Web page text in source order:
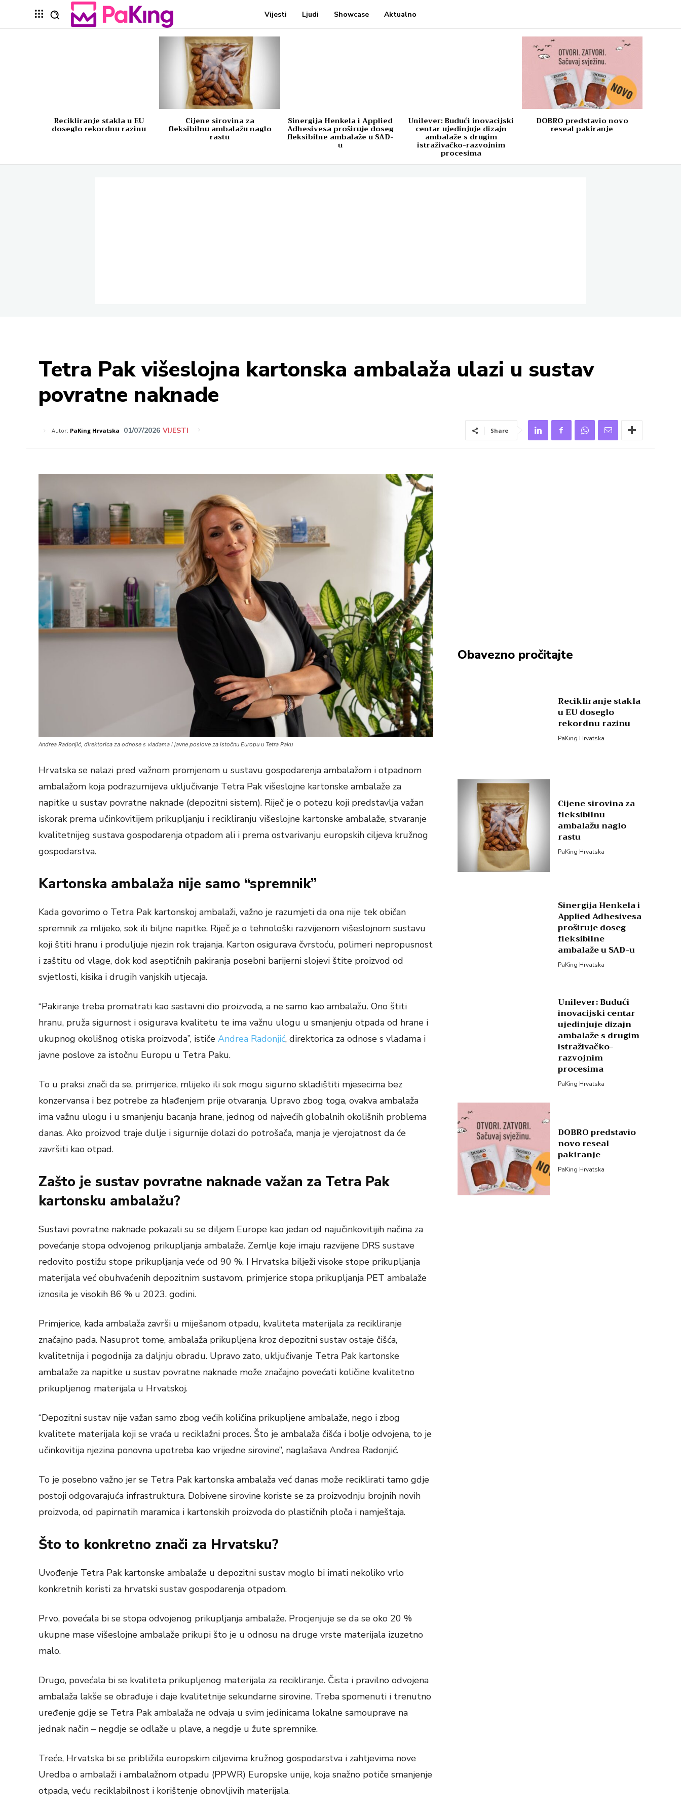
Vijesti Ljudi Showcase Aktualno
Recikliranje stakla u EU
doseglo rekordnu razinu
Cijene sirovina za
fleksibilnu ambalažu naglo
rastu
Sinergija Henkela i Applied
Adhesivesa proširuje doseg
fleksibilne ambalaže u SAD-
u
Unilever: Budući inovacijski
centar ujedinjuje dizajn
ambalaže s drugim
istraživačko-razvojnim
procesima
DOBRO predstavio novo
reseal pakiranje
Tetra Pak višeslojna kartonska ambalaža ulazi u sustav
povratne naknade
Autor: PaKing Hrvatska 01/07/2026 VIJESTI Share
Andrea Radonjić, direktorica za odnose s vladama i javne poslove za istočnu Europu u Tetra Paku
Hrvatska se nalazi pred važnom promjenom u sustavu gospodarenja ambalažom i otpadnom
ambalažom koja podrazumijeva uključivanje Tetra Pak višeslojne kartonske ambalaže za
napitke u sustav povratne naknade (depozitni sistem). Riječ je o potezu koji predstavlja važan
iskorak prema učinkovitijem prikupljanju i recikliranju višeslojne kartonske ambalaže, stvaranje
kvalitetnijeg sustava gospodarenja otpadom ali i prema ostvarivanju europskih ciljeva kružnog
gospodarstva.
Kartonska ambalaža nije samo “spremnik”
Kada govorimo o Tetra Pak kartonskoj ambalaži, važno je razumjeti da ona nije tek običan
spremnik za mlijeko, sok ili biljne napitke. Riječ je o tehnološki razvijenom višeslojnom sustavu
koji štiti hranu i produljuje njezin rok trajanja. Karton osigurava čvrstoću, polimeri nepropusnost
i zaštitu od vlage, dok kod aseptičnih pakiranja posebni barijerni slojevi štite proizvod od
svjetlosti, kisika i drugih vanjskih utjecaja.
“Pakiranje treba promatrati kao sastavni dio proizvoda, a ne samo kao ambalažu. Ono štiti
hranu, pruža sigurnost i osigurava kvalitetu te ima važnu ulogu u smanjenju otpada od hrane i
ukupnog okolišnog otiska proizvoda”, ističe Andrea Radonjić, direktorica za odnose s vladama i
javne poslove za istočnu Europu u Tetra Paku.
To u praksi znači da se, primjerice, mlijeko ili sok mogu sigurno skladištiti mjesecima bez
konzervansa i bez potrebe za hlađenjem prije otvaranja. Upravo zbog toga, ovakva ambalaža
ima važnu ulogu i u smanjenju bacanja hrane, jednog od najvećih globalnih okolišnih problema
danas. Ako proizvod traje dulje i sigurnije dolazi do potrošača, manja je vjerojatnost da će
završiti kao otpad.
Zašto je sustav povratne naknade važan za Tetra Pak
kartonsku ambalažu?
Sustavi povratne naknade pokazali su se diljem Europe kao jedan od najučinkovitijih načina za
povećanje stopa odvojenog prikupljanja ambalaže. Zemlje koje imaju razvijene DRS sustave
redovito postižu stope prikupljanja veće od 90 %. I Hrvatska bilježi visoke stope prikupljanja
materijala već obuhvaćenih depozitnim sustavom, primjerice stopa prikupljanja PET ambalaže
iznosila je visokih 86 % u 2023. godini.
Primjerice, kada ambalaža završi u miješanom otpadu, kvaliteta materijala za recikliranje
značajno pada. Nasuprot tome, ambalaža prikupljena kroz depozitni sustav ostaje čišća,
kvalitetnija i pogodnija za daljnju obradu. Upravo zato, uključivanje Tetra Pak kartonske
ambalaže za napitke u sustav povratne naknade može značajno povećati količine kvalitetno
prikupljenog materijala u Hrvatskoj.
“Depozitni sustav nije važan samo zbog većih količina prikupljene ambalaže, nego i zbog
kvalitete materijala koji se vraća u reciklažni proces. Što je ambalaža čišća i bolje odvojena, to je
učinkovitija njezina ponovna upotreba kao vrijedne sirovine”, naglašava Andrea Radonjić.
To je posebno važno jer se Tetra Pak kartonska ambalaža već danas može reciklirati tamo gdje
postoji odgovarajuća infrastruktura. Dobivene sirovine koriste se za proizvodnju brojnih novih
proizvoda, od papirnatih maramica i kartonskih proizvoda do plastičnih ploča i namještaja.
Što to konkretno znači za Hrvatsku?
Uvođenje Tetra Pak kartonske ambalaže u depozitni sustav moglo bi imati nekoliko vrlo
konkretnih koristi za hrvatski sustav gospodarenja otpadom.
Prvo, povećala bi se stopa odvojenog prikupljanja ambalaže. Procjenjuje se da se oko 20 %
ukupne mase višeslojne ambalaže prikupi što je u odnosu na druge vrste materijala izuzetno
malo.
Drugo, povećala bi se kvaliteta prikupljenog materijala za recikliranje. Čista i pravilno odvojena
ambalaža lakše se obrađuje i daje kvalitetnije sekundarne sirovine. Treba spomenuti i trenutno
uređenje gdje se Tetra Pak ambalaža ne odvaja u svim jedinicama lokalne samouprave na
jednak način – negdje se odlaže u plave, a negdje u žute spremnike.
Treće, Hrvatska bi se približila europskim ciljevima kružnog gospodarstva i zahtjevima nove
Uredba o ambalaži i ambalažnom otpadu (PPWR) Europske unije, koja snažno potiče smanjenje
otpada, veću reciklabilnost i korištenje obnovljivih materijala.
Obavezno pročitajte
Recikliranje stakla
u EU doseglo
rekordnu razinu
PaKing Hrvatska
Cijene sirovina za
fleksibilnu
ambalažu naglo
rastu
PaKing Hrvatska
Sinergija Henkela i
Applied Adhesivesa
proširuje doseg
fleksibilne
ambalaže u SAD-u
PaKing Hrvatska
Unilever: Budući
inovacijski centar
ujedinjuje dizajn
ambalaže s drugim
istraživačko-
razvojnim
procesima
PaKing Hrvatska
DOBRO predstavio
novo reseal
pakiranje
PaKing Hrvatska